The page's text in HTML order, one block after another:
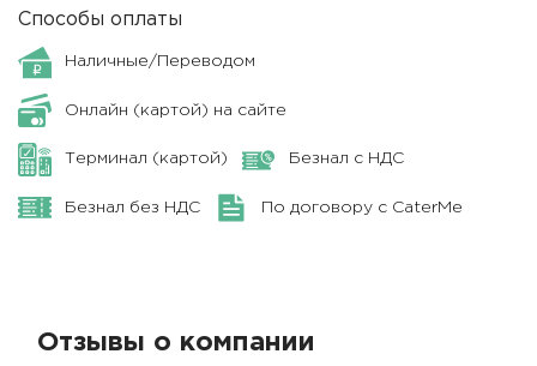
Способы оплаты
Наличные/Переводом
Онлайн (картой) на сайте
Терминал (картой) Безнал с НДС
Безнал без НДС По договору с CaterMe
Отзывы о компании